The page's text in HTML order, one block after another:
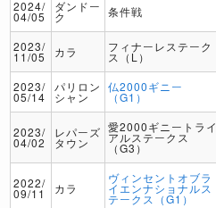
2024/
04/05
ダンドー
ク 条件戦
2023/
11/05 カラ フィナーレステーク
ス（L）
2023/
05/14
パリロン
シャン
仏2000ギニー
（G1）
2023/
04/02
レパーズ
タウン
愛2000ギニートライ
アルステークス
（G3）
2022/
09/11 カラ
ヴィンセントオブラ
イエンナショナルス
テークス（G1）